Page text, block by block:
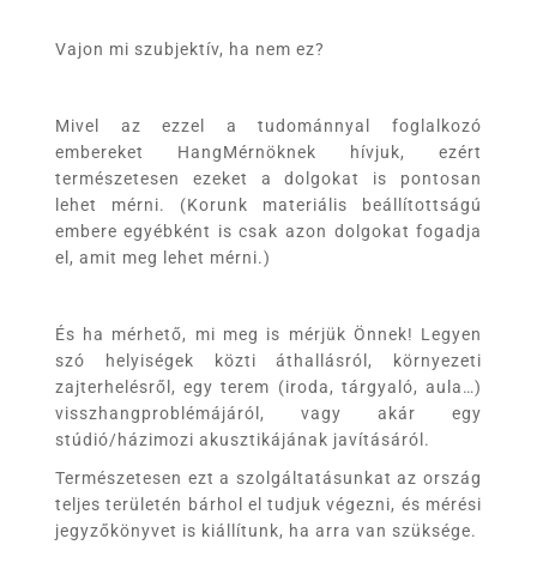
Vajon mi szubjektív, ha nem ez?
Mivel az ezzel a tudománnyal foglalkozó
embereket HangMérnöknek hívjuk, ezért
természetesen ezeket a dolgokat is pontosan
lehet mérni. (Korunk materiális beállítottságú
embere egyébként is csak azon dolgokat fogadja
el, amit meg lehet mérni.)
És ha mérhető, mi meg is mérjük Önnek! Legyen
szó helyiségek közti áthallásról, környezeti
zajterhelésről, egy terem (iroda, tárgyaló, aula…)
visszhangproblémájáról, vagy akár egy
stúdió/házimozi akusztikájának javításáról.
Természetesen ezt a szolgáltatásunkat az ország
teljes területén bárhol el tudjuk végezni, és mérési
jegyzőkönyvet is kiállítunk, ha arra van szüksége.